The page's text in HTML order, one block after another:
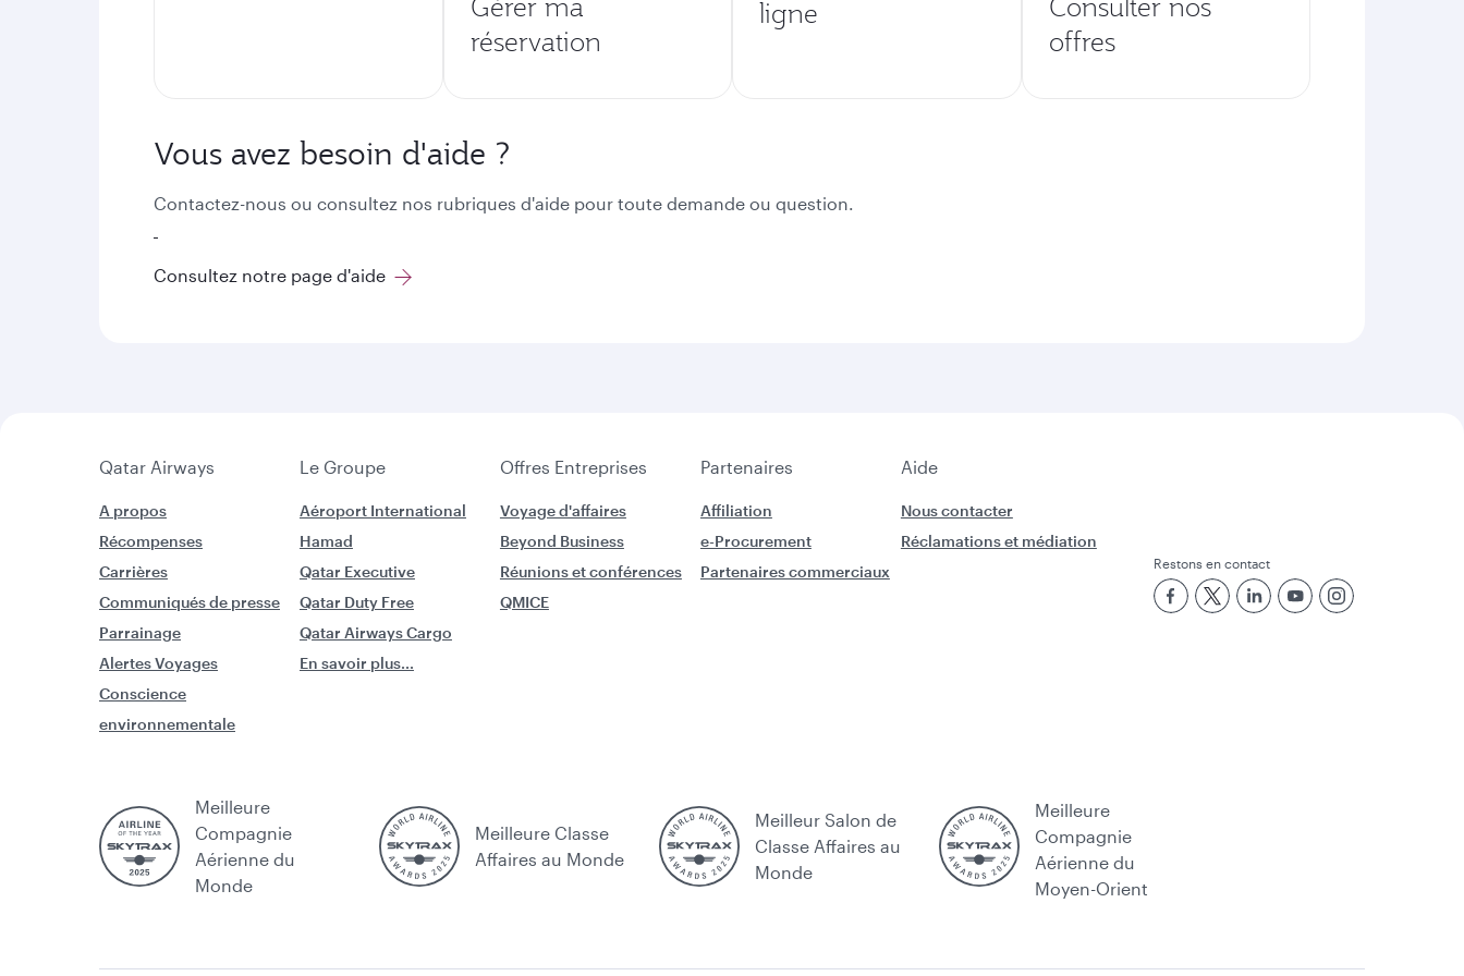
réservation
ligne
offres
Vous avez besoin d'aide ?
Contactez-nous ou consultez nos rubriques d'aide pour toute demande ou question.
Consultez notre page d'aide
Qatar Airways Le Groupe Offres Entreprises Partenaires Aide
A propos
Récompenses
Carrières
Communiqués de presse
Parrainage
Alertes Voyages
Conscience
environnementale
Aéroport International
Hamad
Qatar Executive
Qatar Duty Free
Qatar Airways Cargo
En savoir plus...
Voyage d'affaires
Beyond Business
Réunions et conférences
QMICE
Affiliation
e-Procurement
Partenaires commerciaux
Nous contacter
Réclamations et médiation
Restons en contact
Meilleure
Compagnie
Aérienne du
Monde
Meilleure Classe
Affaires au Monde
Meilleur Salon de
Classe Affaires au
Monde
Meilleure
Compagnie
Aérienne du
Moyen-Orient